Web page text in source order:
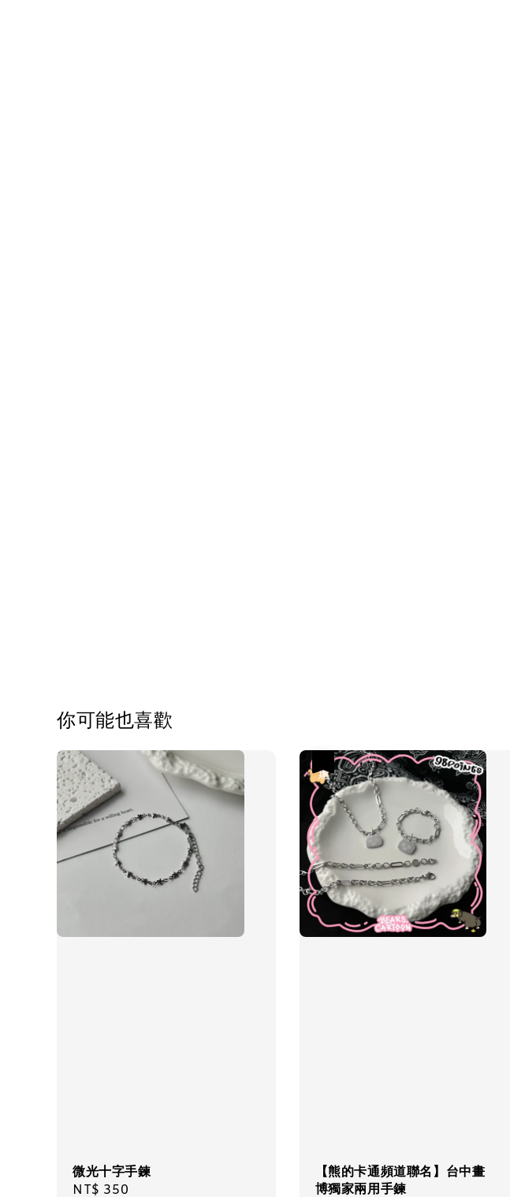
你可能也喜歡
微光十字手鍊
Regular
NT$ 350
【熊的卡通頻道聯名】台中畫
博獨家兩用手鍊